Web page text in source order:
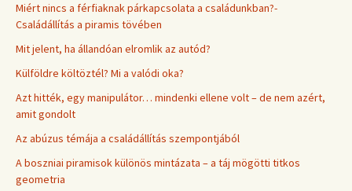
Miért nincs a férfiaknak párkapcsolata a családunkban?-
Családállítás a piramis tövében
Mit jelent, ha állandóan elromlik az autód?
Külföldre költöztél? Mi a valódi oka?
Azt hitték, egy manipulátor… mindenki ellene volt – de nem azért,
amit gondolt
Az abúzus témája a családállítás szempontjából
A boszniai piramisok különös mintázata – a táj mögötti titkos
geometria